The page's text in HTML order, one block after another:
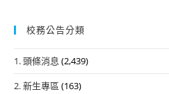
校務公告分類
1. 頭條消息 (2,439)
2. 新生專區 (163)